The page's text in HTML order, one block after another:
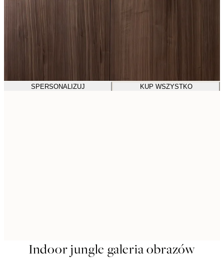
SPERSONALIZUJ KUP WSZYSTKO
Indoor jungle galeria obrazów